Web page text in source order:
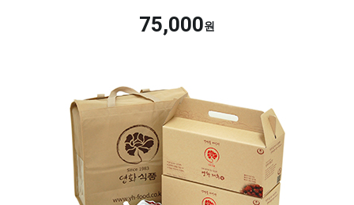
75,000원